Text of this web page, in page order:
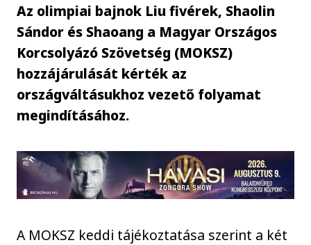
Az olimpiai bajnok Liu fivérek, Shaolin
Sándor és Shaoang a Magyar Országos
Korcsolyázó Szövetség (MOKSZ)
hozzájárulását kérték az
országváltásukhoz vezető folyamat
megindításához.
A MOKSZ keddi tájékoztatása szerint a két